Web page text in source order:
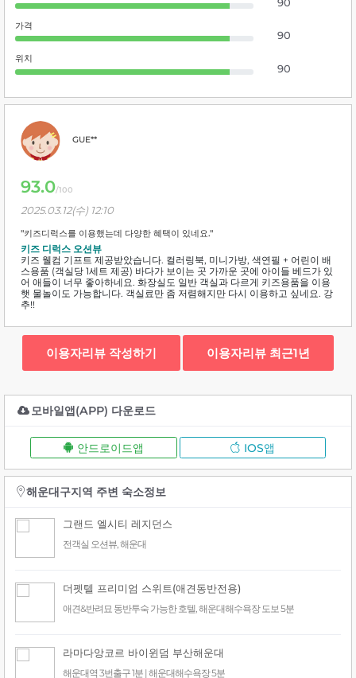
가격
90
위치
90
GUE**
93.0/100
2025.03.12(수) 12:10
"키즈디럭스를 이용했는데 다양한 혜택이 있네요."
키즈 디럭스 오션뷰
키즈 웰컴 기프트 제공받았습니다. 컬러링북, 미니가방, 색연필 + 어린이 배
스용품 (객실당 1세트 제공) 바다가 보이는 곳 가까운 곳에 아이들 베드가 있
어 애들이 너무 좋아하네요. 화장실도 일반 객실과 다르게 키즈용품을 이용
햇 물놀이도 가능합니다. 객실료만 좀 저렴해지만 다시 이용하고 싶네요. 강
추!!
이용자리뷰 작성하기 이용자리뷰 최근1년
모바일앱(APP) 다운로드
안드로이드앱 IOS앱
해운대구지역 주변 숙소정보
그랜드 엘시티 레지던스
전객실 오션뷰, 해운대
더펫텔 프리미엄 스위트(애견동반전용)
애견&반려묘 동반투숙 가능한 호텔, 해운대해수욕장 도보 5분
라마다앙코르 바이윈덤 부산해운대
해운대역 3번출구 1분 | 해운대해수욕장 5분